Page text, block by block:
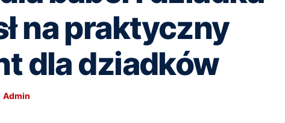
na praktyczny
dla dziadków
Admin